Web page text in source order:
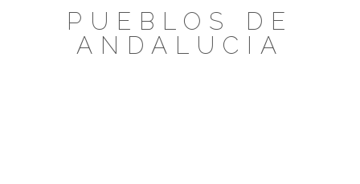
PUEBLOS DE
ANDALUCIA